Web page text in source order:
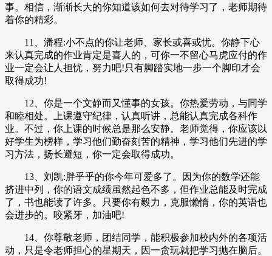
事。相信，渐渐长大的你知道该如何去对待学习了，老师期待
着你的精彩。
11、潘程:小不点的你让老师、家长或喜或忧。你静下心
来认真完成的作业肯定是喜人的，可你一不留心马虎应付的作
业一定会让人担忧，努力吧!只有脚踏实地一步一个脚印才会
取得成功!
12、你是一个文静而又懂事的女孩。你热爱劳动，与同学
和睦相处。上课遵守纪律，认真听讲，总能认真完成各科作
业。不过，你上课的时候总是那么安静。老师觉得，你应该以
好学生为榜样，学习他们勤奋刻苦的精神，学习他们先进的学
习方法，扬长避短，你一定会取得成功。
13、刘凯:胖乎乎的你今年可爱多了。因为你的数学还能
挤进中列，你的语文成绩虽然起色不多，但作业总能及时完成
了，书也能读了许多。只要你有毅力，克服懒惰，你的英语也
会进步的。咬紧牙，加油吧!
14、你尊敬老师，团结同学，能积极参加校内外的各项活
动，只是令老师担心的星期天，因一贪玩就把学习抛在脑后。